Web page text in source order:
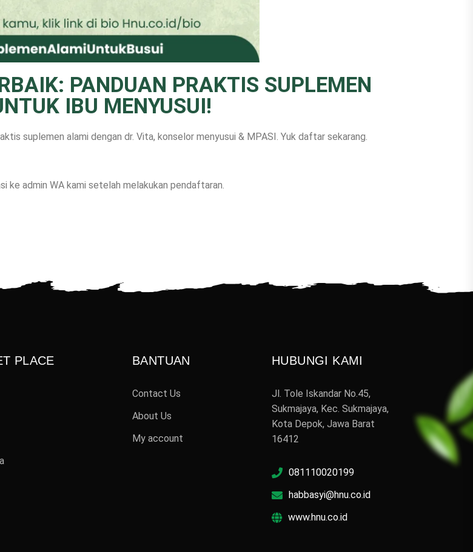
PANDUAN PRAKTIS SUPLEMEN
IBU MENYUSUI!
suplemen alami dengan dr. Vita, konselor menyusui & MPASI. Yuk daftar sekarang.
ke admin WA kami setelah melakukan pendaftaran.
PLACE BANTUAN
Contact Us
About Us
My account
HUBUNGI KAMI
Jl. Tole Iskandar No.45,
Sukmajaya, Kec. Sukmajaya,
Kota Depok, Jawa Barat
16412
081110020199
habbasyi@hnu.co.id
www.hnu.co.id